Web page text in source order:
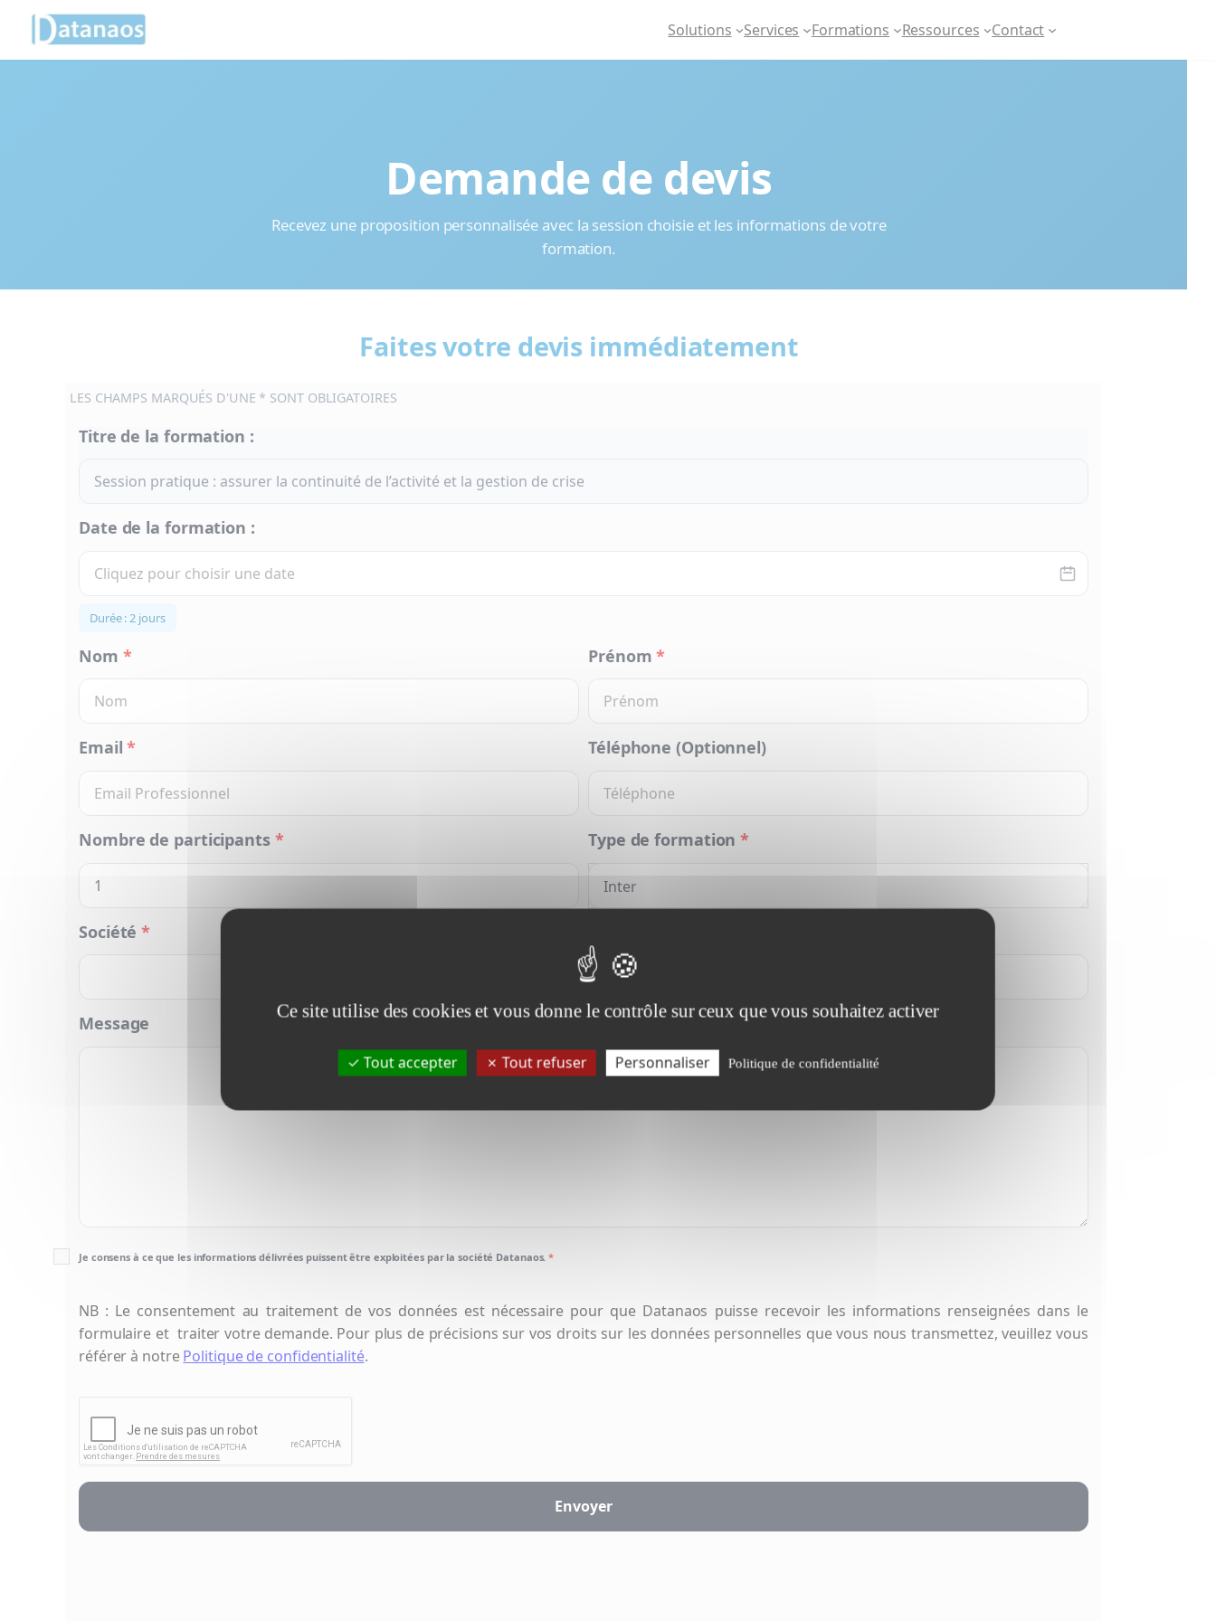
Solutions Services Formations Ressources Contact
Demande de devis
Recevez une proposition personnalisée avec la session choisie et les informations de votre
formation.
Faites votre devis immédiatement
LES CHAMPS MARQUÉS D'UNE * SONT OBLIGATOIRES
Titre de la formation :
Date de la formation :
Durée : 2 jours
Nom * Prénom*
Email*
Nombre de participants *
Société*
Téléphone (Optionnel)
Type de formation*
Message
Je consens à ce que les informations délivrées puissent être exploitées par la société Datanaos.*
NB : Le consentement au traitement de vos données est nécessaire pour que Datanaos puisse recevoir les informations renseignées dans le
formulaire et traiter votre demande. Pour plus de précisions sur vos droits sur les données personnelles que vous nous transmettez, veuillez vous
référer à notrePolitique de confidentialité.
Panneau de gestion des cookies
Ce site utilise des cookies et vous donne le contrôle sur ceux que vous souhaitez activer
Tout accepter Tout refuser Personnaliser Politique de confidentialité